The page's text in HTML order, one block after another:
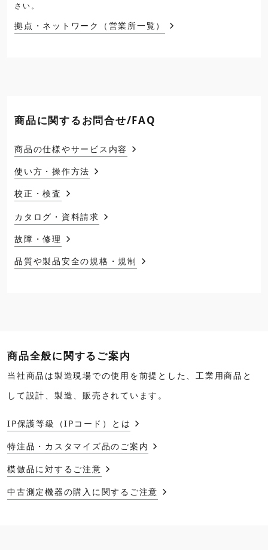
さい。
拠点・ネットワーク（営業所一覧）
商品に関するお問合せ/FAQ
商品の仕様やサービス内容
使い方・操作方法
校正・検査
カタログ・資料請求
故障・修理
品質や製品安全の規格・規制
商品全般に関するご案内
当社商品は製造現場での使用を前提とした、工業用商品と
して設計、製造、販売されています。
IP保護等級（IPコード）とは
特注品・カスタマイズ品のご案内
模倣品に対するご注意
中古測定機器の購入に関するご注意